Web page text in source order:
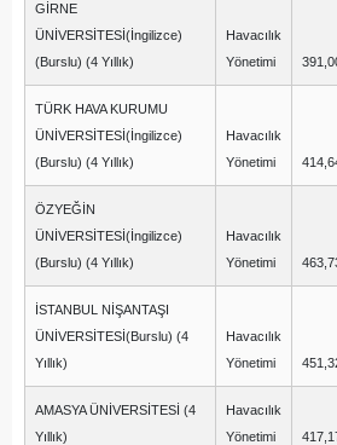
GİRNE
ÜNİVERSİTESİ(İngilizce)
(Burslu) (4 Yıllık)
Havacılık
Yönetimi
TÜRK HAVA KURUMU
ÜNİVERSİTESİ(İngilizce)
(Burslu) (4 Yıllık)
Havacılık
Yönetimi
ÖZYEĞİN
ÜNİVERSİTESİ(İngilizce)
(Burslu) (4 Yıllık)
Havacılık
Yönetimi
İSTANBUL NİŞANTAŞI
ÜNİVERSİTESİ(Burslu) (4
Yıllık)
Havacılık
Yönetimi
AMASYA ÜNİVERSİTESİ (4
Yıllık)
Havacılık
Yönetimi